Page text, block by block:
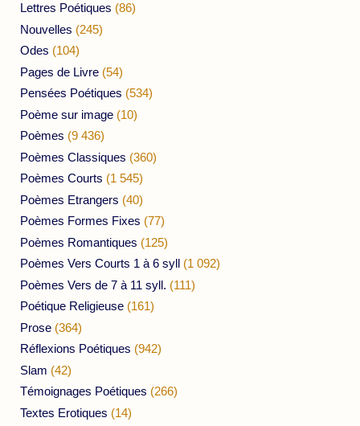
Lettres Poétiques (86)
Nouvelles (245)
Odes (104)
Pages de Livre (54)
Pensées Poétiques (534)
Poème sur image (10)
Poèmes (9 436)
Poèmes Classiques (360)
Poèmes Courts (1 545)
Poèmes Etrangers (40)
Poèmes Formes Fixes (77)
Poèmes Romantiques (125)
Poèmes Vers Courts 1 à 6 syll (1 092)
Poèmes Vers de 7 à 11 syll. (111)
Poétique Religieuse (161)
Prose (364)
Réflexions Poétiques (942)
Slam (42)
Témoignages Poétiques (266)
Textes Erotiques (14)